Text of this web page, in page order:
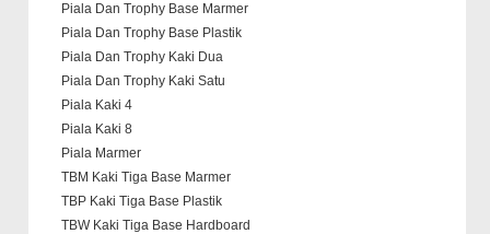
Piala Dan Trophy Base Marmer
Piala Dan Trophy Base Plastik
Piala Dan Trophy Kaki Dua
Piala Dan Trophy Kaki Satu
Piala Kaki 4
Piala Kaki 8
Piala Marmer
TBM Kaki Tiga Base Marmer
TBP Kaki Tiga Base Plastik
TBW Kaki Tiga Base Hardboard